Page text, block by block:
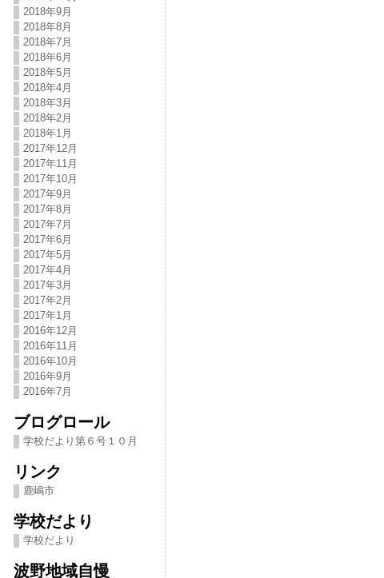
2018年9月
2018年8月
2018年7月
2018年6月
2018年5月
2018年4月
2018年3月
2018年2月
2018年1月
2017年12月
2017年11月
2017年10月
2017年9月
2017年8月
2017年7月
2017年6月
2017年5月
2017年4月
2017年3月
2017年2月
2017年1月
2016年12月
2016年11月
2016年10月
2016年9月
2016年7月
ブログロール
学校だより第６号１０月
リンク
鹿嶋市
学校だより
学校だより
波野地域自慢